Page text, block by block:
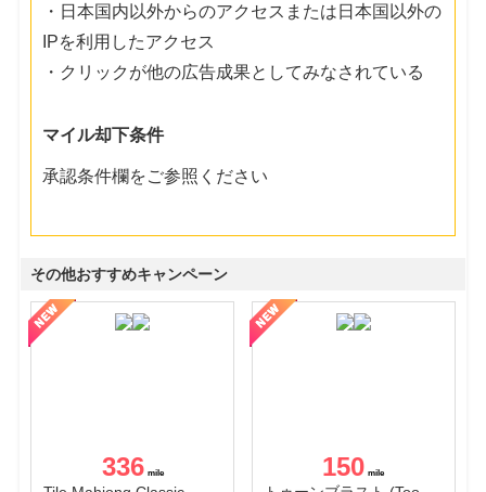
・日本国内以外からのアクセスまたは日本国以外の
IPを利用したアクセス
・クリックが他の広告成果としてみなされている
マイル却下条件
承認条件欄をご参照ください
その他おすすめキャンペーン
336 150